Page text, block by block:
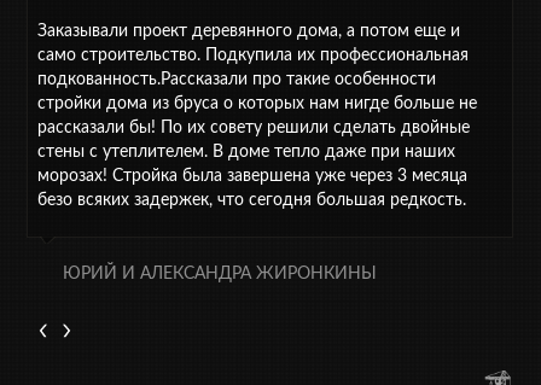
Заказывали проект деревянного дома, а потом еще и
само строительство. Подкупила их профессиональная
подкованность.Рассказали про такие особенности
стройки дома из бруса о которых нам нигде больше не
рассказали бы! По их совету решили сделать двойные
стены с утеплителем. В доме тепло даже при наших
морозах! Стройка была завершена уже через 3 месяца
безо всяких задержек, что сегодня большая редкость.
ЮРИЙ И АЛЕКСАНДРА ЖИРОНКИНЫ